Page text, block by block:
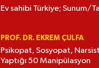
Ev sahibi Türkiye; Sunum/
PROF. DR. EKREM ÇULFA
Psikopat, Sosyopat,
Yaptığı 50 Manipülasyon